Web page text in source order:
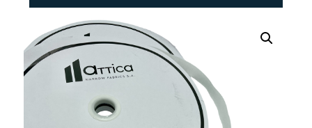
ΠΡΟΙΟΝΤΑ
ΕΠΙΚΟΙΝΩΝΙΑ
ΧΟΝΔΡΙΚΗ
ΕΛΛΗΝΙΚΆ